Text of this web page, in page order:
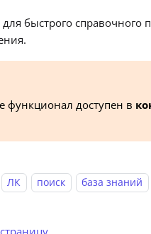
для быстрого
функционал доступен в
ЛК поиск база знаний